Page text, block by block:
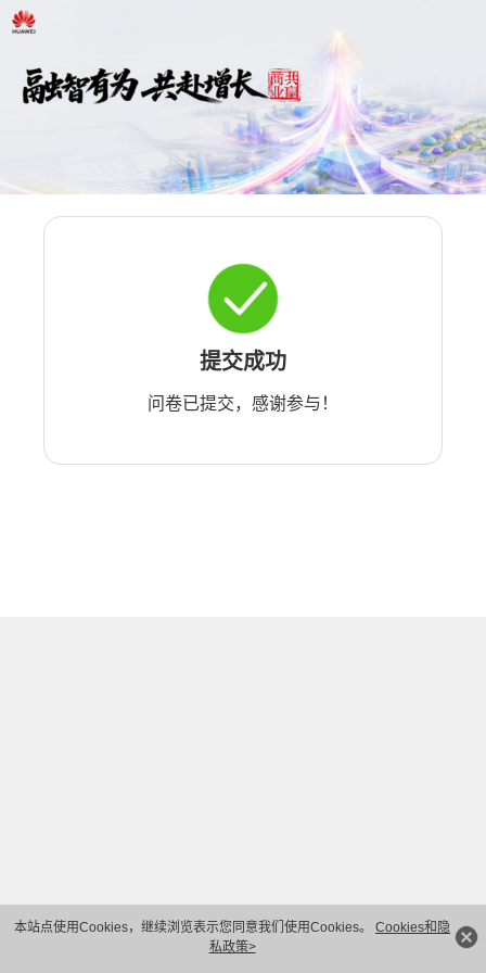
本站点使用Cookies，继续浏览表示您同意我们使用Cookies。 Cookies和隐
私政策>
提交成功
问卷已提交，感谢参与！